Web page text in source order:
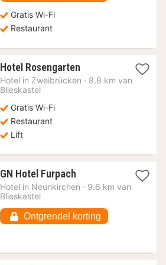
Gratis Wi-Fi
Restaurant
Hotel Rosengarten1
nacht
Hotel in Zweibrücken · 8.8 km van
Blieskastel
Gratis Wi-Fi
Restaurant
Lift
GN Hotel Furpach1
nacht
€
Hotel in Neunkirchen · 9.6 km van
Blieskastel
Ontgrendel korting